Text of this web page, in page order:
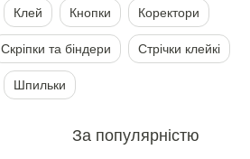
Клей Кнопки Коректори
Скріпки та біндери Стрічки клейкі
Шпильки
За популярністю